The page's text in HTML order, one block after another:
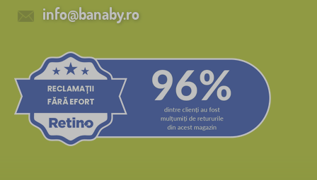
info@banaby.ro